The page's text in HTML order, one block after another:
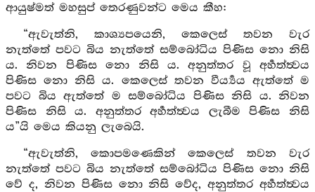
ආයුෂ්මත් මහසුප් තෙරණුවන්ට මෙය කීහ:
“ඇවැත්නි, කාශ්‍යපයෙනි, කෙලෙස් තවන වැර
නැත්තේ පවට බිය නැත්තේ සම්බෝධිය පිණිස නො නිසි
ය. නිවන පිණිස නො නිසි ය. අනුත්තර වූ අර්‍හත්ත්‍වය
පිණිස නො නිසි ය. කෙලෙස් තවන වීර්‍ය්‍යය ඇත්තේ ම
පවට බිය ඇත්තේ ම සම්බෝධිය පිණිස නිසි ය. නිවන
පිණිස නිසි ය. අනුත්තර අර්‍හත්ත්‍වය ලැබීම පිණිස නිසි
ය”යි මෙය කියනු ලැබෙයි.
“ඇවැත්නි, කොපමණෙකින් කෙලෙස් තවන වැර
නැත්තේ පවට බිය නැත්තේ සම්බෝධිය පිණිස නො නිසි
වේ ද, නිවන පිණිස නො නිසි වේද, අනුත්තර අර්‍හත්ත්‍වය